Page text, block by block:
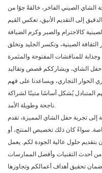
الشاي الصيني الفاخر، خالقةً جوًا من
إلى التقديم الأنيق، تعكس القيم
الصينية، وتكسر الجليد وتخلق
الشاي، ويشارككم قصص وتقاليد
الحوار التجاري، ويساعدنا على فهم
المتبادل يُشكل أساسًا متينًا لشراكة
ناجحة وطويلة الأمد.
سواءً كان ذلك تخصيص المنتج، أو
بتقديم حلول عالية الجودة لكم. يعمل
أحدث التقنيات وأفضل الممارسات